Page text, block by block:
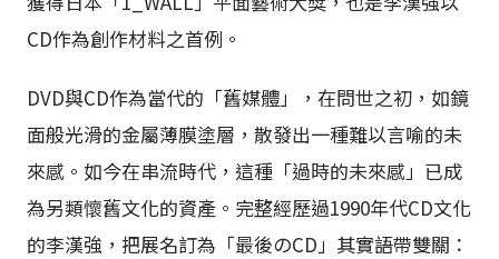
CD作為創作材料之首例。
DVD與CD作為當代的「舊媒體」，在問世之初，如鏡
面般光滑的金屬薄膜塗層，散發出一種難以言喻的未
來感。如今在串流時代，這種「過時的未來感」已成
為另類懷舊文化的資產。完整經歷過1990年代CD文化
的李漢強，把展名訂為「最後のCD」其實語帶雙關：